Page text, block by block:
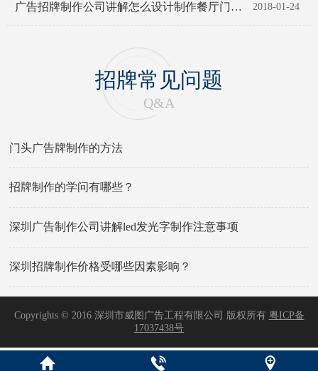
2018-01-24
广告招牌制作公司讲解怎么设计制作餐厅门头招牌
招牌常见问题
Q&A
门头广告牌制作的方法
招牌制作的学问有哪些？
深圳广告制作公司讲解led发光字制作注意事项
深圳招牌制作价格受哪些因素影响？
Copyrights © 2016 深圳市威图广告工程有限公司 版权所有 粤ICP备
17037438号